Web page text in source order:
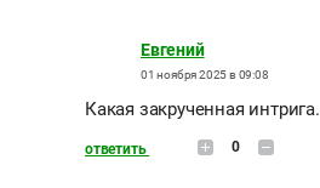
Евгений
01 ноября 2025 в 09:08
Какая закрученная интрига.
ответить 0